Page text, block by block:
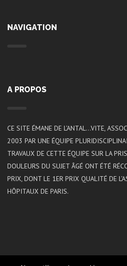
NAVIGATION
A PROPOS
CE SITE ÉMANE DE L’ANTAL…VITE,
2003 PAR UNE ÉQUIPE
TRAVAUX DE CETTE ÉQUIPE SUR LA
DOULEURS DU SUJET ÂGÉ ONT ÉTÉ
PRIX, DONT LE 1ER PRIX QUALITÉ DE
HÔPITAUX DE PARIS.